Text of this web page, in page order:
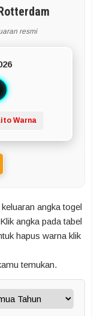
resmi
Warna
angka togel
angka pada tabel
hapus warna klik
temukan.